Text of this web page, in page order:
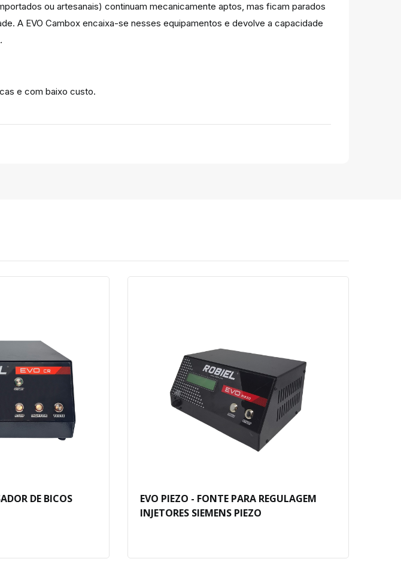
ou artesanais) continuam mecanicamente aptos, mas ficam parados
A EVO Cambox encaixa-se nesses equipamentos e devolve a capacidade
e com baixo custo.
DE BICOS
EVO PIEZO - FONTE PARA REGULAGEM
INJETORES SIEMENS PIEZO